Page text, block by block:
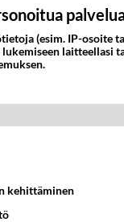
(esim. IP-osoite
laitteellasi
kehittäminen